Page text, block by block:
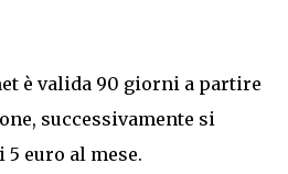
è valida 90 giorni a partire
successivamente si
euro al mese.